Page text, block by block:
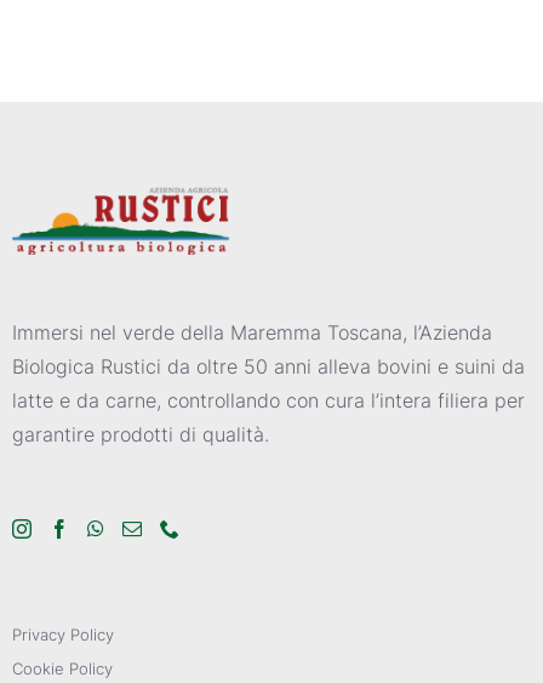
Immersi nel verde della Maremma Toscana, l’Azienda
Biologica Rustici da oltre 50 anni alleva bovini e suini da
latte e da carne, controllando con cura l’intera filiera per
garantire prodotti di qualità.
Privacy Policy
Cookie Policy